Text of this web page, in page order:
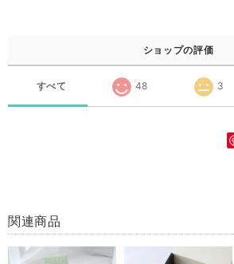
ショップの評価
すべて 48 3
関連商品